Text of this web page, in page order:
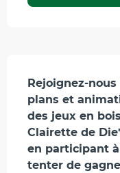
Description
Rejoignez-
plans et
des jeux en
Clairette de
en participant
tenter de